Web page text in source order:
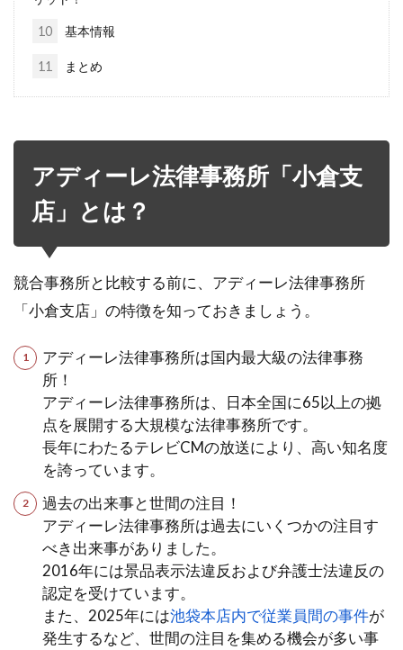
10 基本情報
11 まとめ
アディーレ法律事務所「小倉支
店」とは？
競合事務所と比較する前に、アディーレ法律事務所
「小倉支店」の特徴を知っておきましょう。
アディーレ法律事務所は国内最大級の法律事務
所！
アディーレ法律事務所は、日本全国に65以上の拠
点を展開する大規模な法律事務所です。
長年にわたるテレビCMの放送により、高い知名度
を誇っています。
過去の出来事と世間の注目！
アディーレ法律事務所は過去にいくつかの注目す
べき出来事がありました。
2016年には景品表示法違反および弁護士法違反の
認定を受けています。
また、2025年には池袋本店内で従業員間の事件が
発生するなど、世間の注目を集める機会が多い事